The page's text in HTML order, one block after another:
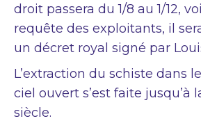
droit passera du 1/8 au 1/12,
requête des exploitants, il
un décret royal signé par
L’extraction du schiste dans
ciel ouvert s’est faite jusqu’à
siècle.